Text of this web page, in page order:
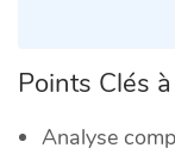
Points Clés
Analyse